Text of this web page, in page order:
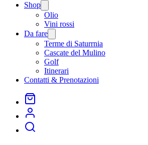
Shop
menu
Olio
Vini rossi
Da fare
menu
Terme di Saturrnia
Cascate del Mulino
Golf
Itinerari
Contatti & Prenotazioni